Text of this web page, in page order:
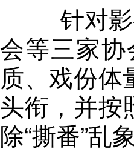
针对影
会等三家
质、戏份体
头衔 ， 并按
除“撕番”乱象